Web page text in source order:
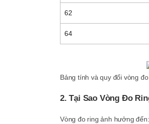
62
64
Bảng tính và quy đổi vòng
2. Tại Sao Vòng Đo
Vòng đo ring ảnh hưởng đến: